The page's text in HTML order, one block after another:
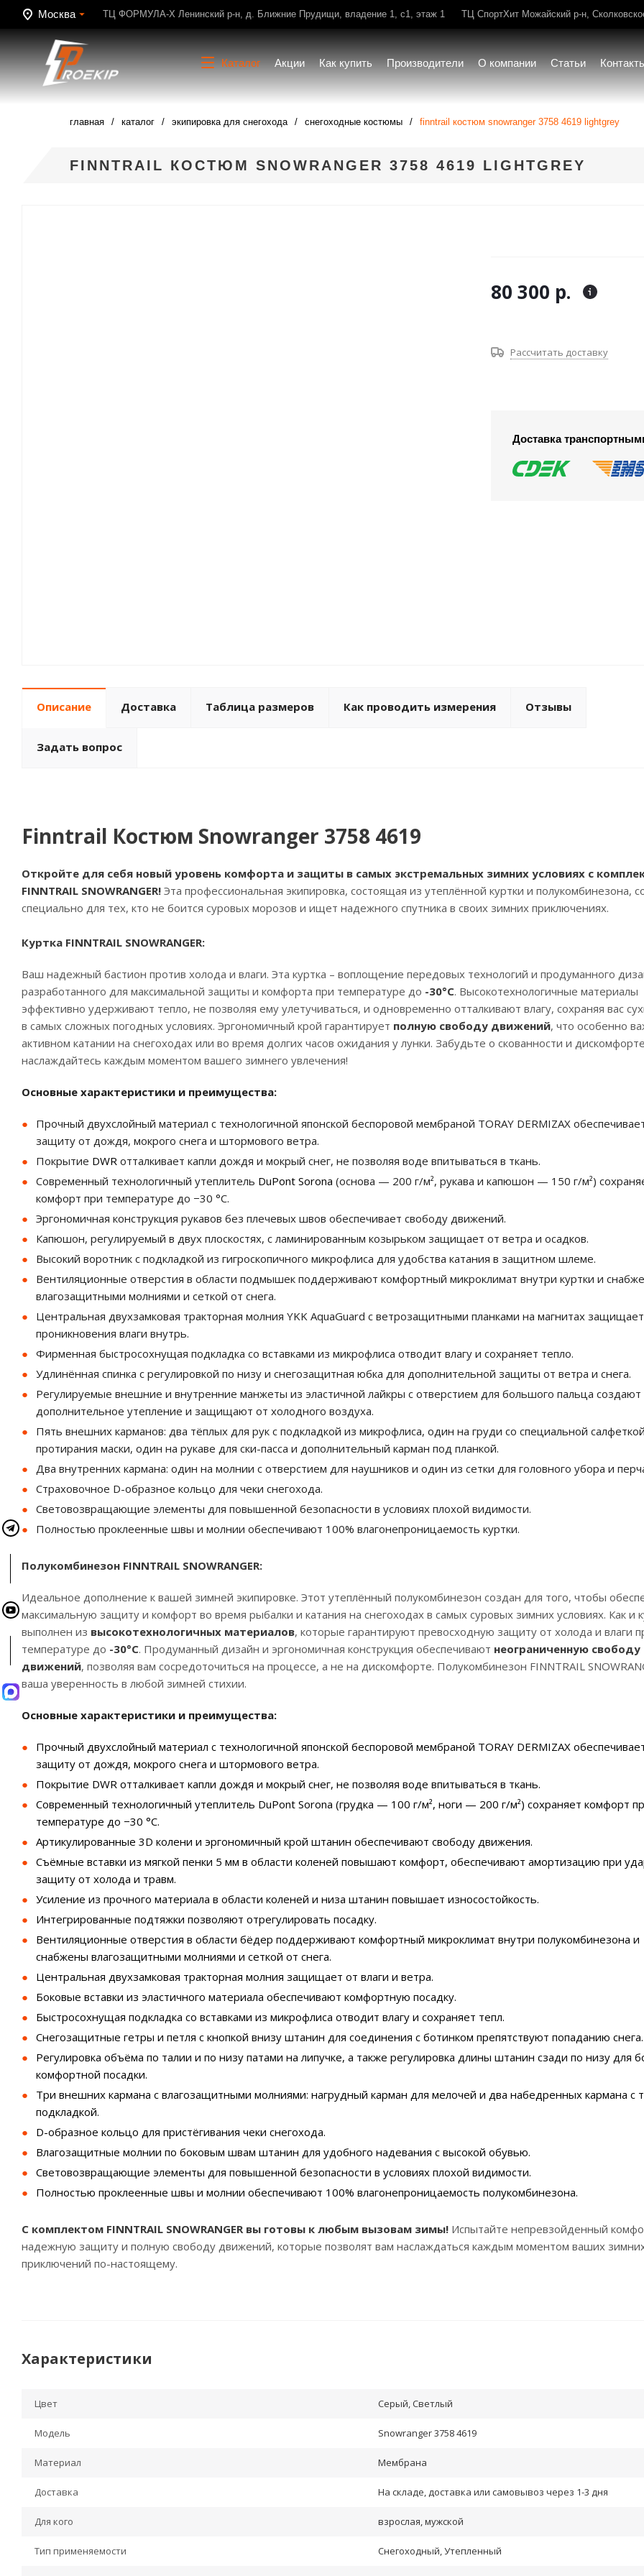
Москва ТЦ ФОРМУЛА-Х Ленинский р-н, д. Ближние Прудищи, владение 1, с1, этаж 1 ТЦ СпортХит Можайский р-н,
Каталог Акции Как купить Производители О компании Статьи
главная каталог экипировка для снегохода снегоходные костюмы finntrail костюм snowranger 3758 4619 lightgrey
FINNTRAIL КОСТЮМ SNOWRANGER 3758 4619 LIGHTGREY
80 300 р.
Рассчитать доставку
Доставка
Описание Доставка Таблица размеров Как проводить измерения Отзывы
Задать вопрос
Finntrail Костюм Snowranger 3758 4619
Откройте для себя новый уровень комфорта и защиты в самых экстремальных зимних условиях с
FINNTRAIL SNOWRANGER! Эта профессиональная экипировка, состоящая из утеплённой куртки и полукомбинезона,
специально для тех, кто не боится суровых морозов и ищет надежного спутника в своих зимних приключениях.
Куртка FINNTRAIL SNOWRANGER:
Ваш надежный бастион против холода и влаги. Эта куртка – воплощение передовых технологий и продуманного
разработанного для максимальной защиты и комфорта при температуре до -30°С. Высокотехнологичные материалы
эффективно удерживают тепло, не позволяя ему улетучиваться, и одновременно отталкивают влагу, сохраняя вас
в самых сложных погодных условиях. Эргономичный крой гарантирует полную свободу движений, что особенно
активном катании на снегоходах или во время долгих часов ожидания у лунки. Забудьте о скованности и
наслаждайтесь каждым моментом вашего зимнего увлечения!
Основные характеристики и преимущества:
Прочный двухслойный материал с технологичной японской беспоровой мембраной TORAY DERMIZAX
защиту от дождя, мокрого снега и штормового ветра.
Покрытие DWR отталкивает капли дождя и мокрый снег, не позволяя воде впитываться в ткань.
Современный технологичный утеплитель DuPont Sorona (основа — 200 г/м², рукава и капюшон — 150 г/м²)
комфорт при температуре до −30 °С.
Эргономичная конструкция рукавов без плечевых швов обеспечивает свободу движений.
Капюшон, регулируемый в двух плоскостях, с ламинированным козырьком защищает от ветра и осадков.
Высокий воротник с подкладкой из гигроскопичного микрофлиса для удобства катания в защитном шлеме.
Вентиляционные отверстия в области подмышек поддерживают комфортный микроклимат внутри куртки и
влагозащитными молниями и сеткой от снега.
Центральная двухзамковая тракторная молния YKK AquaGuard с ветрозащитными планками на магнитах
проникновения влаги внутрь.
Фирменная быстросохнущая подкладка со вставками из микрофлиса отводит влагу и сохраняет тепло.
Удлинённая спинка с регулировкой по низу и снегозащитная юбка для дополнительной защиты от ветра и снега.
Регулируемые внешние и внутренние манжеты из эластичной лайкры с отверстием для большого пальца создают
дополнительное утепление и защищают от холодного воздуха.
Пять внешних карманов: два тёплых для рук с подкладкой из микрофлиса, один на груди со специальной
протирания маски, один на рукаве для ски-пасса и дополнительный карман под планкой.
Два внутренних кармана: один на молнии с отверстием для наушников и один из сетки для головного убора и
Страховочное D-образное кольцо для чеки снегохода.
Световозвращающие элементы для повышенной безопасности в условиях плохой видимости.
Полностью проклеенные швы и молнии обеспечивают 100% влагонепроницаемость куртки.
Полукомбинезон FINNTRAIL SNOWRANGER:
Идеальное дополнение к вашей зимней экипировке. Этот утеплённый полукомбинезон создан для того, чтобы
максимальную защиту и комфорт во время рыбалки и катания на снегоходах в самых суровых зимних условиях. Как и
выполнен из высокотехнологичных материалов, которые гарантируют превосходную защиту от холода и влаги
температуре до -30°С. Продуманный дизайн и эргономичная конструкция обеспечивают неограниченную свободу
движений, позволяя вам сосредоточиться на процессе, а не на дискомфорте. Полукомбинезон FINNTRAIL
ваша уверенность в любой зимней стихии.
Основные характеристики и преимущества:
Прочный двухслойный материал с технологичной японской беспоровой мембраной TORAY DERMIZAX
защиту от дождя, мокрого снега и штормового ветра.
Покрытие DWR отталкивает капли дождя и мокрый снег, не позволяя воде впитываться в ткань.
Современный технологичный утеплитель DuPont Sorona (грудка — 100 г/м², ноги — 200 г/м²) сохраняет комфорт
температуре до −30 °С.
Артикулированные 3D колени и эргономичный крой штанин обеспечивают свободу движения.
Съёмные вставки из мягкой пенки 5 мм в области коленей повышают комфорт, обеспечивают амортизацию при
защиту от холода и травм.
Усиление из прочного материала в области коленей и низа штанин повышает износостойкость.
Интегрированные подтяжки позволяют отрегулировать посадку.
Вентиляционные отверстия в области бёдер поддерживают комфортный микроклимат внутри полукомбинезона и
снабжены влагозащитными молниями и сеткой от снега.
Центральная двухзамковая тракторная молния защищает от влаги и ветра.
Боковые вставки из эластичного материала обеспечивают комфортную посадку.
Быстросохнущая подкладка со вставками из микрофлиса отводит влагу и сохраняет тепл.
Снегозащитные гетры и петля с кнопкой внизу штанин для соединения с ботинком препятствуют попаданию снега.
Регулировка объёма по талии и по низу патами на липучке, а также регулировка длины штанин сзади по низу для
комфортной посадки.
Три внешних кармана с влагозащитными молниями: нагрудный карман для мелочей и два набедренных кармана с
подкладкой.
D-образное кольцо для пристёгивания чеки снегохода.
Влагозащитные молнии по боковым швам штанин для удобного надевания с высокой обувью.
Световозвращающие элементы для повышенной безопасности в условиях плохой видимости.
Полностью проклеенные швы и молнии обеспечивают 100% влагонепроницаемость полукомбинезона.
С комплектом FINNTRAIL SNOWRANGER вы готовы к любым вызовам зимы! Испытайте непревзойденный
надежную защиту и полную свободу движений, которые позволят вам наслаждаться каждым моментом ваших
приключений по-настоящему.
Характеристики
Цвет Серый, Светлый
Модель Snowranger 3758 4619
Материал Мембрана
Доставка На складе, доставка или самовывоз через 1-3 дня
Для кого взрослая, мужской
Тип применяемости Снегоходный, Утепленный